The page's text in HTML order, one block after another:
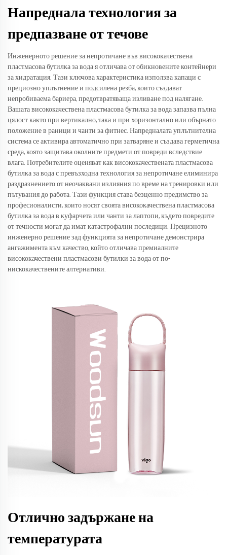
Напреднала технология за
предпазване от течове
Инженерното решение за непротичане във висококачествена
пластмасова бутилка за вода я отличава от обикновените контейнери
за хидратация. Тази ключова характеристика използва капаци с
прециозно уплътнение и подсилена резба, които създават
непробиваема бариера, предотвратяваща изливане под налягане.
Вашата висококачествена пластмасова бутилка за вода запазва пълна
цялост както при вертикално, така и при хоризонтално или обърнато
положение в раници и чанти за фитнес. Напредналата уплътнителна
система се активира автоматично при затваряне и създава герметична
среда, която защитава околните предмети от повреди вследствие
влага. Потребителите оценяват как висококачествената пластмасова
бутилка за вода с превъзходна технология за непротичане елиминира
раздразнението от неочаквани излияния по време на тренировки или
пътувания до работа. Тази функция става безценно предимство за
професионалисти, които носят своята висококачествена пластмасова
бутилка за вода в куфарчета или чанти за лаптопи, където повредите
от течности могат да имат катастрофални последици. Прецизното
инженерно решение зад функцията за непротичане демонстрира
ангажимента към качество, който отличава премиалните
висококачествени пластмасови бутилки за вода от по-
нискокачествените алтернативи.
Отлично задържане на
температурата